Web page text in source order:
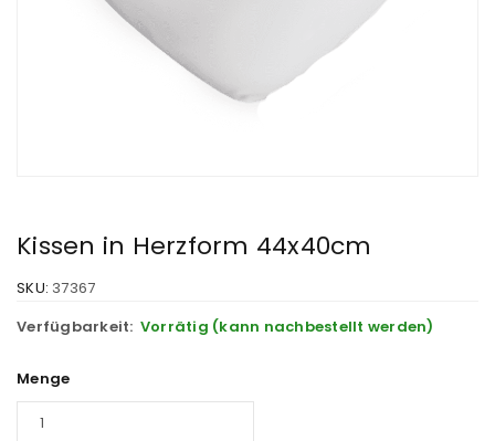
Kissen in Herzform 44x40cm
SKU: 37367
Verfügbarkeit: Vorrätig (kann nachbestellt werden)
Menge